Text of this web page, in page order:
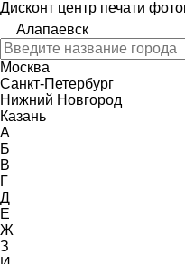
Дисконт центр печати
Алапаевск
Москва
Санкт-Петербург
Нижний Новгород
Казань
А
Б
В
Г
Д
Е
Ж
З